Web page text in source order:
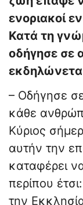
ενοριακοί
Κατά τη
οδήγησε σε
– Οδήγησε
κάθε
Κύριος
αυτήν την
καταφέρει
περίπου
την